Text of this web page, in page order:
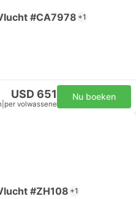
#CA7978 +1
USD 651
per volwassene
Nu boeken
#ZH108 +1